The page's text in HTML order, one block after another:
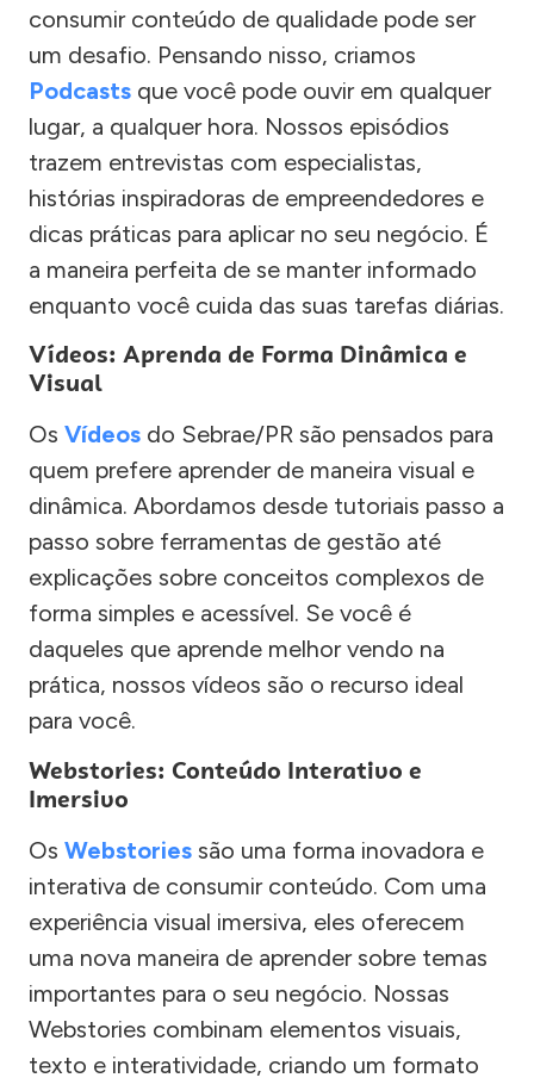
consumir conteúdo de qualidade pode ser
um desafio. Pensando nisso, criamos
Podcasts que você pode ouvir em qualquer
lugar, a qualquer hora. Nossos episódios
trazem entrevistas com especialistas,
histórias inspiradoras de empreendedores e
dicas práticas para aplicar no seu negócio. É
a maneira perfeita de se manter informado
enquanto você cuida das suas tarefas diárias.
Vídeos: Aprenda de Forma Dinâmica e
Visual
Os Vídeos do Sebrae/PR são pensados para
quem prefere aprender de maneira visual e
dinâmica. Abordamos desde tutoriais passo a
passo sobre ferramentas de gestão até
explicações sobre conceitos complexos de
forma simples e acessível. Se você é
daqueles que aprende melhor vendo na
prática, nossos vídeos são o recurso ideal
para você.
Webstories: Conteúdo Interativo e
Imersivo
Os Webstories são uma forma inovadora e
interativa de consumir conteúdo. Com uma
experiência visual imersiva, eles oferecem
uma nova maneira de aprender sobre temas
importantes para o seu negócio. Nossas
Webstories combinam elementos visuais,
texto e interatividade, criando um formato